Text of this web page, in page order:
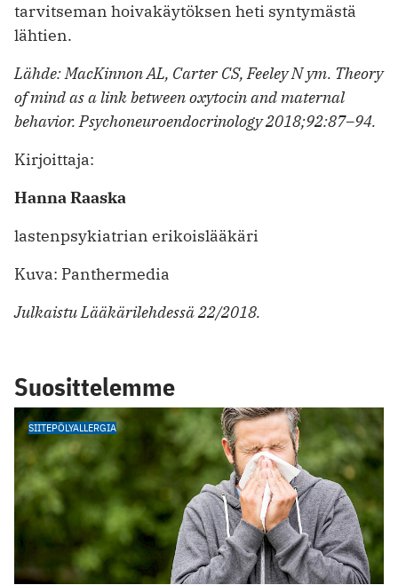
tarvitseman hoivakäytöksen heti syntymästä
lähtien.
Lähde: MacKinnon AL, Carter CS, Feeley N ym. Theory
of mind as a link between oxytocin and maternal
behavior. ­Psychoneuroendocrinology 2018;92:87–94.
Kirjoittaja:
Hanna Raaska
lastenpsykiatrian erikoislääkäri
Kuva: Panthermedia
Julkaistu Lääkärilehdessä 22/2018.
Suosittelemme
SIITEPÖLYALLERGIA